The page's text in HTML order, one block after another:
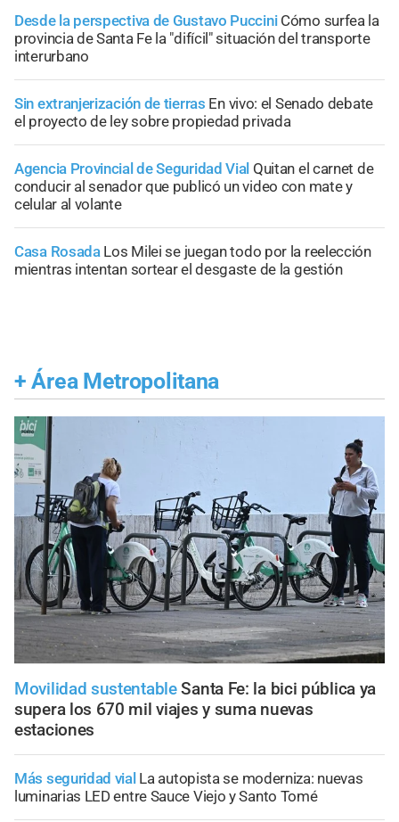
Desde la perspectiva de Gustavo Puccini Cómo surfea la
provincia de Santa Fe la "difícil" situación del transporte
interurbano
Sin extranjerización de tierras En vivo: el Senado debate
el proyecto de ley sobre propiedad privada
Agencia Provincial de Seguridad Vial Quitan el carnet de
conducir al senador que publicó un video con mate y
celular al volante
Casa Rosada Los Milei se juegan todo por la reelección
mientras intentan sortear el desgaste de la gestión
+ Área Metropolitana
Movilidad sustentable Santa Fe: la bici pública ya
supera los 670 mil viajes y suma nuevas
estaciones
Más seguridad vial La autopista se moderniza: nuevas
luminarias LED entre Sauce Viejo y Santo Tomé